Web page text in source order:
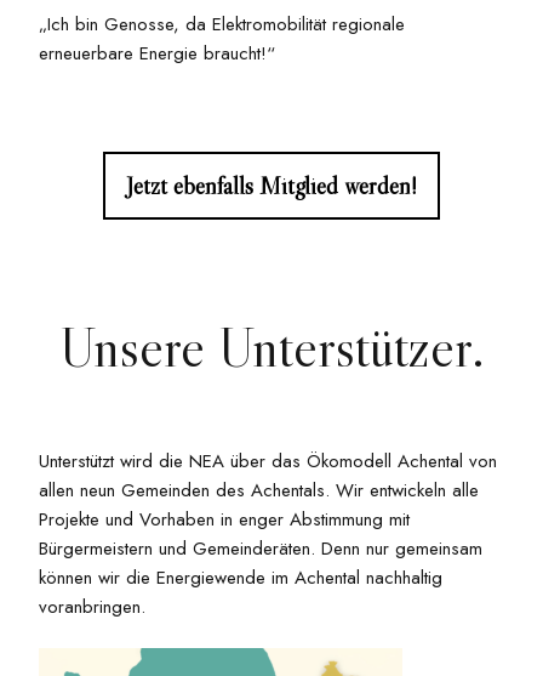
„Ich bin Genosse, da Elektromobilität regionale
erneuerbare Energie braucht!“
Jetzt ebenfalls Mitglied werden!
Unsere Unterstützer.
Unterstützt wird die NEA über das Ökomodell Achental von
allen neun Gemeinden des Achentals. Wir entwickeln alle
Projekte und Vorhaben in enger Abstimmung mit
Bürgermeistern und Gemeinderäten. Denn nur gemeinsam
können wir die Energiewende im Achental nachhaltig
voranbringen.